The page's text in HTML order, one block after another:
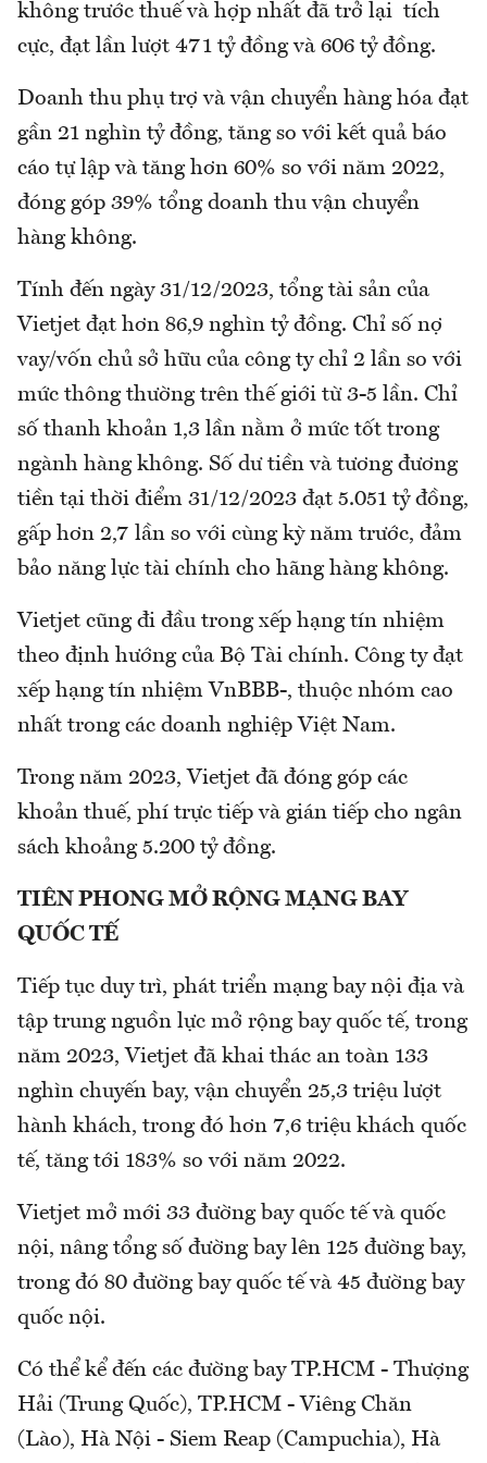
không trước thuế và hợp nhất đã trở lại tích
cực, đạt lần lượt 471 tỷ đồng và 606 tỷ đồng.
Doanh thu phụ trợ và vận chuyển hàng hóa đạt
gần 21 nghìn tỷ đồng, tăng so với kết quả báo
cáo tự lập và tăng hơn 60% so với năm 2022,
đóng góp 39% tổng doanh thu vận chuyển
hàng không.
Tính đến ngày 31/12/2023, tổng tài sản của
Vietjet đạt hơn 86,9 nghìn tỷ đồng. Chỉ số nợ
vay/vốn chủ sở hữu của công ty chỉ 2 lần so với
mức thông thường trên thế giới từ 3-5 lần. Chỉ
số thanh khoản 1,3 lần nằm ở mức tốt trong
ngành hàng không. Số dư tiền và tương đương
tiền tại thời điểm 31/12/2023 đạt 5.051 tỷ đồng,
gấp hơn 2,7 lần so với cùng kỳ năm trước, đảm
bảo năng lực tài chính cho hãng hàng không.
Vietjet cũng đi đầu trong xếp hạng tín nhiệm
theo định hướng của Bộ Tài chính. Công ty đạt
xếp hạng tín nhiệm VnBBB-, thuộc nhóm cao
nhất trong các doanh nghiệp Việt Nam.
Trong năm 2023, Vietjet đã đóng góp các
khoản thuế, phí trực tiếp và gián tiếp cho ngân
sách khoảng 5.200 tỷ đồng.
TIÊN PHONG MỞ RỘNG MẠNG BAY
QUỐC TẾ
Tiếp tục duy trì, phát triển mạng bay nội địa và
tập trung nguồn lực mở rộng bay quốc tế, trong
năm 2023, Vietjet đã khai thác an toàn 133
nghìn chuyến bay, vận chuyển 25,3 triệu lượt
hành khách, trong đó hơn 7,6 triệu khách quốc
tế, tăng tới 183% so với năm 2022.
Vietjet mở mới 33 đường bay quốc tế và quốc
nội, nâng tổng số đường bay lên 125 đường bay,
trong đó 80 đường bay quốc tế và 45 đường bay
quốc nội.
Có thể kể đến các đường bay TP.HCM - Thượng
Hải (Trung Quốc), TP.HCM - Viêng Chăn
(Lào), Hà Nội - Siem Reap (Campuchia), Hà